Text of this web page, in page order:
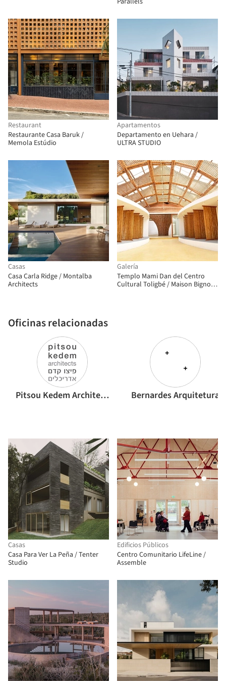
Restaurant
Restaurante Casa Baruk /
Memola Estúdio
Apartamentos
Departamento en Uehara /
ULTRA STUDIO
Casas
Casa Carla Ridge / Montalba
Architects
Oficinas relacionadas
Pitsou Kedem Architects Bernardes Arquitetura
Galería
Templo Mami Dan del Centro
Cultural Toligbé / Maison Bignon
Casas
Casa Para Ver La Peña / Tenter
Studio
Edificios Públicos
Centro Comunitario LifeLine /
Assemble